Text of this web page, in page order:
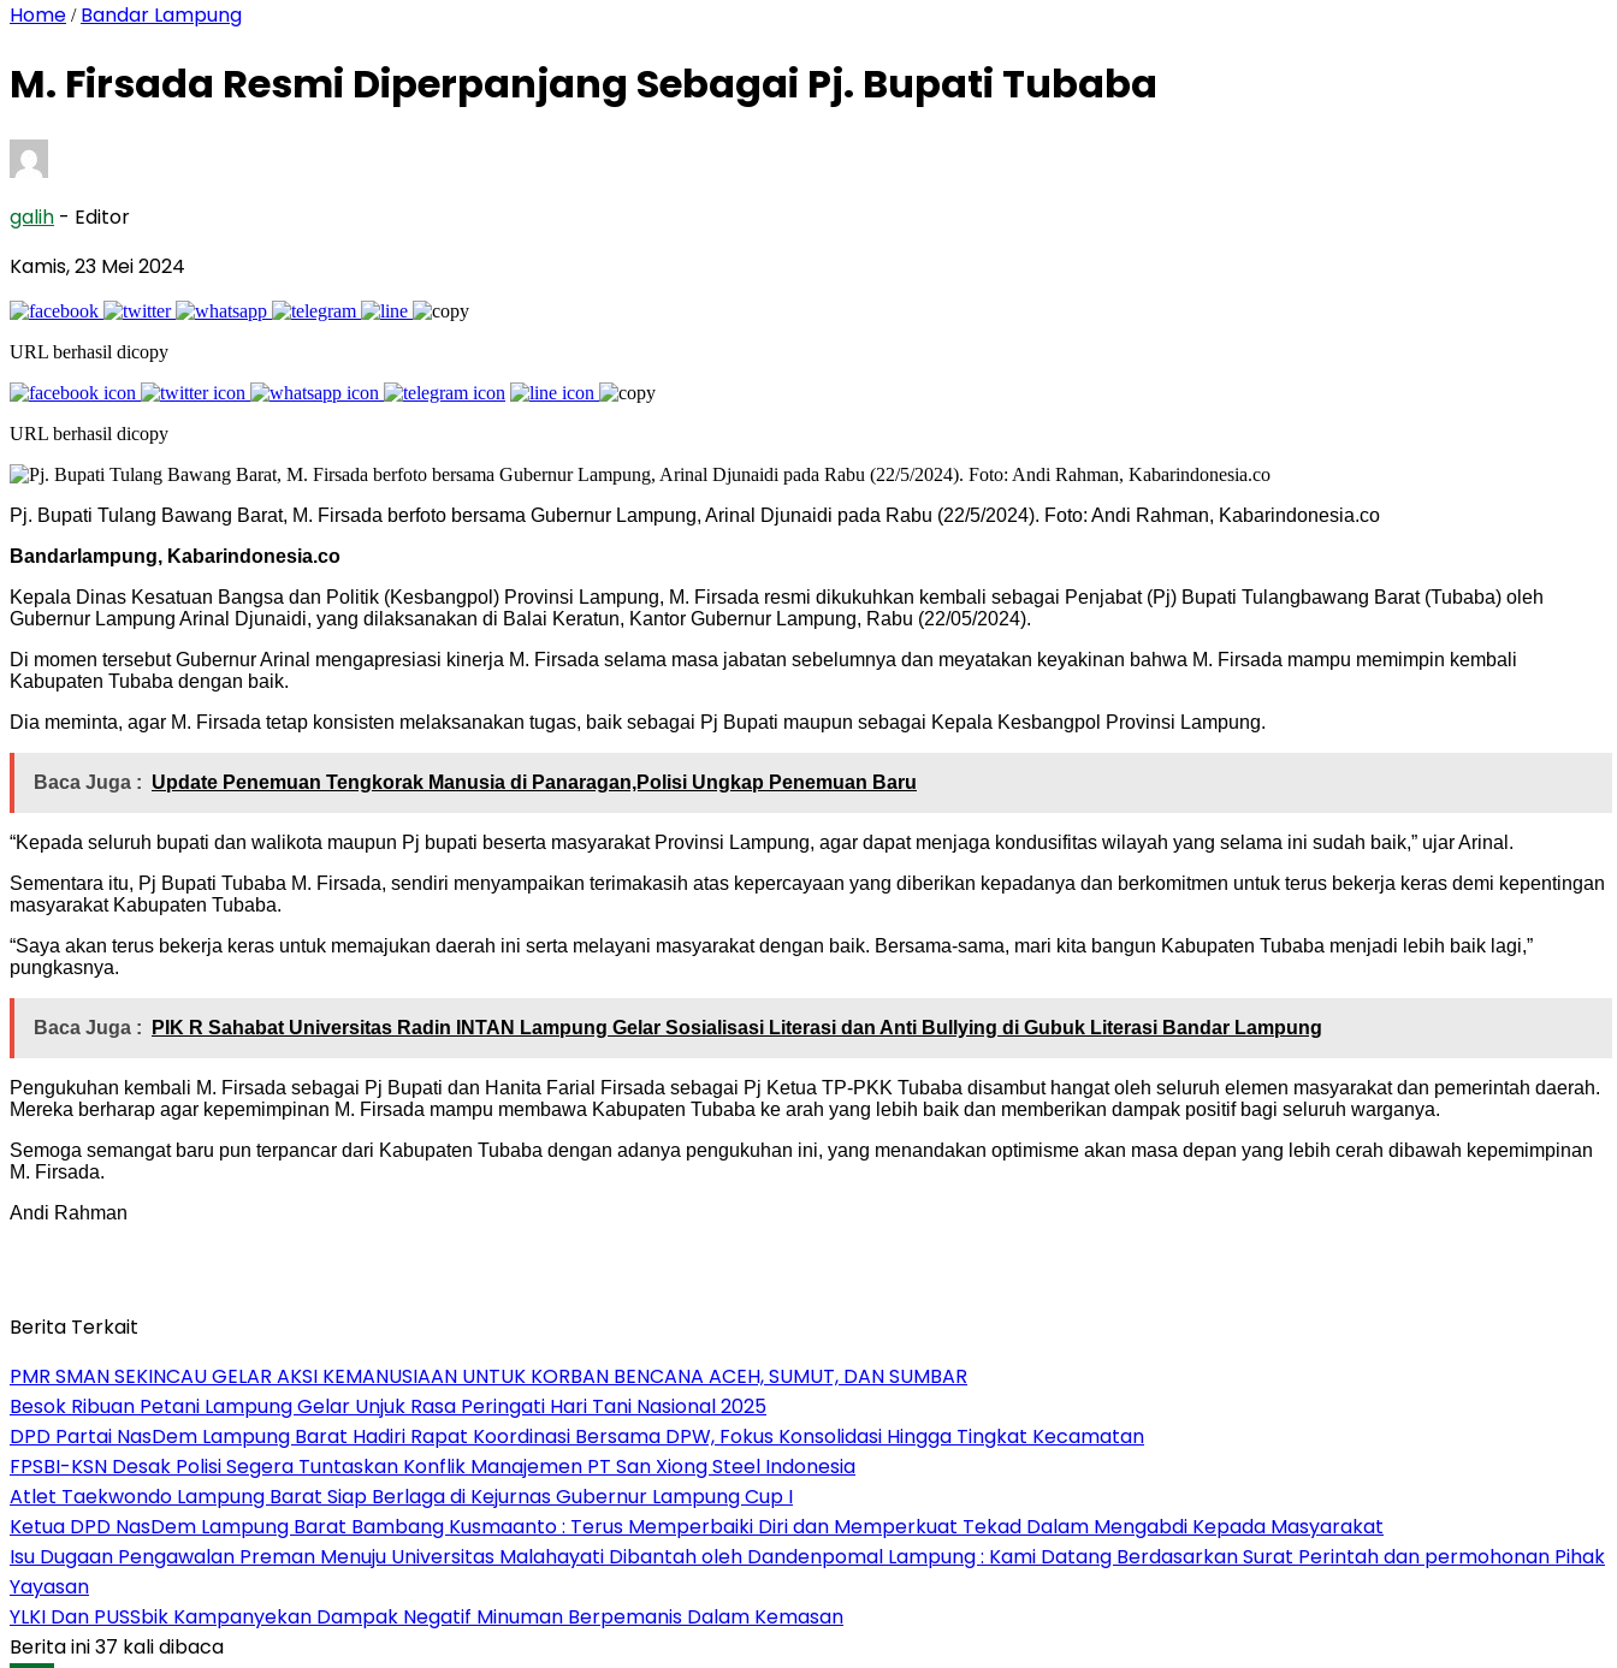
Home / Bandar Lampung
M. Firsada Resmi Diperpanjang Sebagai Pj. Bupati Tubaba
galih - Editor
Kamis, 23 Mei 2024
URL berhasil dicopy
URL berhasil dicopy
Pj. Bupati Tulang Bawang Barat, M. Firsada berfoto bersama Gubernur Lampung, Arinal Djunaidi pada Rabu (22/5/2024). Foto: Andi Rahman, Kabarindonesia.co
Bandarlampung, Kabarindonesia.co
Kepala Dinas Kesatuan Bangsa dan Politik (Kesbangpol) Provinsi Lampung, M. Firsada resmi dikukuhkan kembali sebagai Penjabat (Pj) Bupati Tulangbawang Barat (Tubaba) oleh
Gubernur Lampung Arinal Djunaidi, yang dilaksanakan di Balai Keratun, Kantor Gubernur Lampung, Rabu (22/05/2024).
Di momen tersebut Gubernur Arinal mengapresiasi kinerja M. Firsada selama masa jabatan sebelumnya dan meyatakan keyakinan bahwa M. Firsada mampu memimpin kembali
Kabupaten Tubaba dengan baik.
Dia meminta, agar M. Firsada tetap konsisten melaksanakan tugas, baik sebagai Pj Bupati maupun sebagai Kepala Kesbangpol Provinsi Lampung.
Baca Juga : Update Penemuan Tengkorak Manusia di Panaragan,Polisi Ungkap Penemuan Baru
“Kepada seluruh bupati dan walikota maupun Pj bupati beserta masyarakat Provinsi Lampung, agar dapat menjaga kondusifitas wilayah yang selama ini sudah baik,” ujar Arinal.
Sementara itu, Pj Bupati Tubaba M. Firsada, sendiri menyampaikan terimakasih atas kepercayaan yang diberikan kepadanya dan berkomitmen untuk terus bekerja keras demi kepentingan
masyarakat Kabupaten Tubaba.
“Saya akan terus bekerja keras untuk memajukan daerah ini serta melayani masyarakat dengan baik. Bersama-sama, mari kita bangun Kabupaten Tubaba menjadi lebih baik lagi,”
pungkasnya.
Baca Juga : PIK R Sahabat Universitas Radin INTAN Lampung Gelar Sosialisasi Literasi dan Anti Bullying di Gubuk Literasi Bandar Lampung
Pengukuhan kembali M. Firsada sebagai Pj Bupati dan Hanita Farial Firsada sebagai Pj Ketua TP-PKK Tubaba disambut hangat oleh seluruh elemen masyarakat dan pemerintah daerah.
Mereka berharap agar kepemimpinan M. Firsada mampu membawa Kabupaten Tubaba ke arah yang lebih baik dan memberikan dampak positif bagi seluruh warganya.
Semoga semangat baru pun terpancar dari Kabupaten Tubaba dengan adanya pengukuhan ini, yang menandakan optimisme akan masa depan yang lebih cerah dibawah kepemimpinan
M. Firsada.
Andi Rahman
Berita Terkait
PMR SMAN SEKINCAU GELAR AKSI KEMANUSIAAN UNTUK KORBAN BENCANA ACEH, SUMUT, DAN SUMBAR
Besok Ribuan Petani Lampung Gelar Unjuk Rasa Peringati Hari Tani Nasional 2025
DPD Partai NasDem Lampung Barat Hadiri Rapat Koordinasi Bersama DPW, Fokus Konsolidasi Hingga Tingkat Kecamatan
FPSBI-KSN Desak Polisi Segera Tuntaskan Konflik Manajemen PT San Xiong Steel Indonesia
Atlet Taekwondo Lampung Barat Siap Berlaga di Kejurnas Gubernur Lampung Cup I
Ketua DPD NasDem Lampung Barat Bambang Kusmaanto : Terus Memperbaiki Diri dan Memperkuat Tekad Dalam Mengabdi Kepada Masyarakat
Isu Dugaan Pengawalan Preman Menuju Universitas Malahayati Dibantah oleh Dandenpomal Lampung : Kami Datang Berdasarkan Surat Perintah dan permohonan Pihak
Yayasan
YLKI Dan PUSSbik Kampanyekan Dampak Negatif Minuman Berpemanis Dalam Kemasan
Berita ini 37 kali dibaca